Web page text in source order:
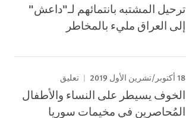
ترحيل المشتبه بانتمائهم لـ"داعش"
إلى العراق مليء بالمخاطر
18 أكتوبر/تشرين الأول 2019 تعليق
الخوف يسيطر على النساء والأطفال
المُحاصرين في مخيمات سوريا